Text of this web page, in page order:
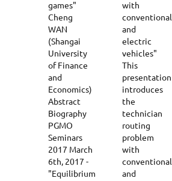
games"
Cheng
WAN
(Shangai
University
of Finance
and
Economics)
Abstract
Biography
PGMO
Seminars
2017 March
6th, 2017 -
"Equilibrium
with
conventional
and
electric
vehicles"
This
presentation
introduces
the
technician
routing
problem
with
conventional
and